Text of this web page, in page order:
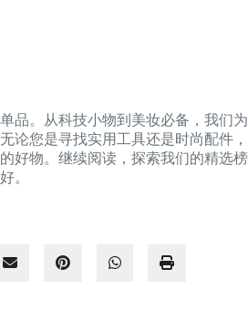
品。从科技小物到美妆必备，我们为
论您是寻找实用工具还是时尚配件，
好物。继续阅读，探索我们的精选榜
。